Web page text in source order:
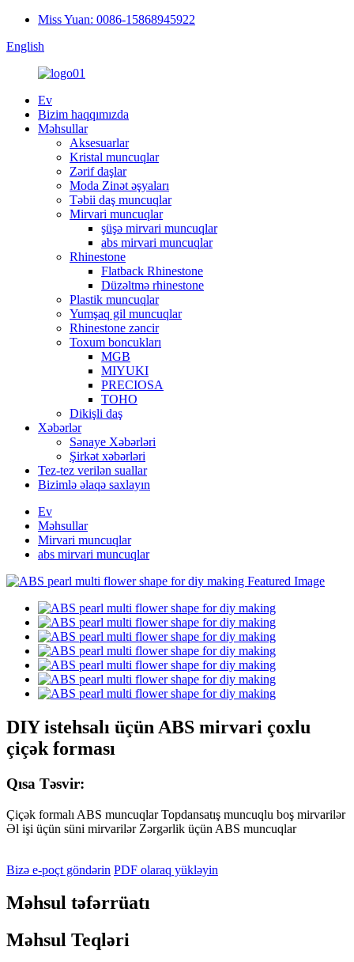
Miss Yuan: 0086-15868945922
English
Ev
Bizim haqqımızda
Məhsullar
Aksesuarlar
Kristal muncuqlar
Zərif daşlar
Moda Zinət əşyaları
Təbii daş muncuqlar
Mirvari muncuqlar
şüşə mirvari muncuqlar
abs mirvari muncuqlar
Rhinestone
Flatback Rhinestone
Düzəltmə rhinestone
Plastik muncuqlar
Yumşaq gil muncuqlar
Rhinestone zəncir
Toxum boncukları
MGB
MIYUKI
PRECIOSA
TOHO
Dikişli daş
Xəbərlər
Sənaye Xəbərləri
Şirkət xəbərləri
Tez-tez verilən suallar
Bizimlə əlaqə saxlayın
Ev
Məhsullar
Mirvari muncuqlar
abs mirvari muncuqlar
DIY istehsalı üçün ABS mirvari çoxlu
çiçək forması
Qısa Təsvir:
Çiçək formalı ABS muncuqlar Topdansatış muncuqlu boş mirvarilər
Əl işi üçün süni mirvarilər Zərgərlik üçün ABS muncuqlar
Bizə e-poçt göndərin PDF olaraq yükləyin
Məhsul təfərrüatı
Məhsul Teqləri